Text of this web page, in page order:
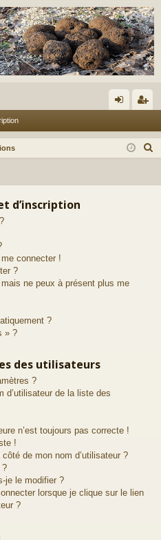
ne cri
d’inscription
connecter !
?
ne peux à présent plus me
?
» ?
des utilisateurs
?
d’utilisateur de la liste des
n’est toujours pas correcte !
!
de mon nom d’utilisateur ?
?
je le modifier ?
lorsque je clique sur le lien
?